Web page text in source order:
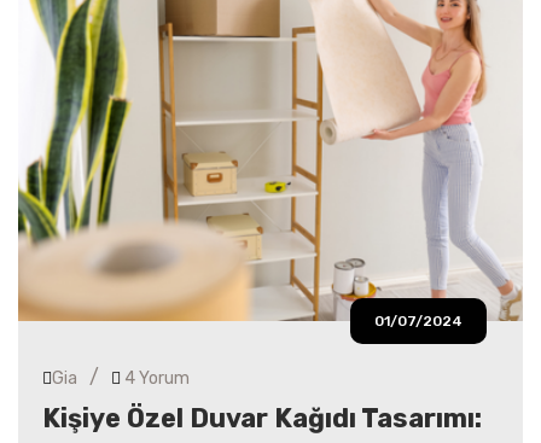
01/07/2024
Gia / 4 Yorum
Kişiye Özel Duvar Kağıdı Tasarımı: